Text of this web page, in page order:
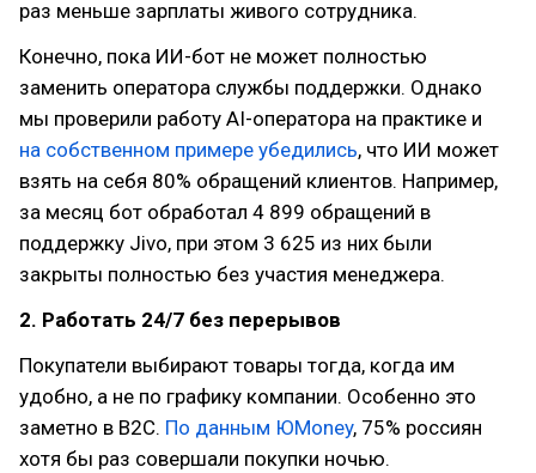
раз меньше зарплаты живого сотрудника.
Конечно, пока ИИ-бот не может полностью
заменить оператора службы поддержки. Однако
мы проверили работу AI-оператора на практике и
на собственном примере убедились, что ИИ может
взять на себя 80% обращений клиентов. Например,
за месяц бот обработал 4 899 обращений в
поддержку Jivo, при этом 3 625 из них были
закрыты полностью без участия менеджера.
2. Работать 24/7 без перерывов
Покупатели выбирают товары тогда, когда им
удобно, а не по графику компании. Особенно это
заметно в B2C. По данным ЮMoney, 75% россиян
хотя бы раз совершали покупки ночью.